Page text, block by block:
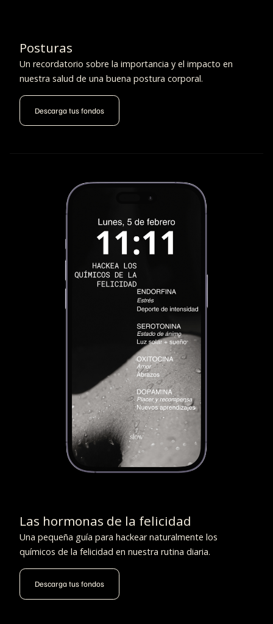
Posturas
Un recordatorio sobre la importancia y el impacto en
nuestra salud de una buena postura corporal.
Descarga tus fondos
Las hormonas de la felicidad
Una pequeña guía para hackear naturalmente los
químicos de la felicidad en nuestra rutina diaria.
Descarga tus fondos